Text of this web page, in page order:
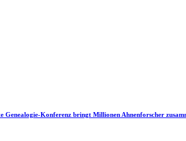
Genealogie-Konferenz bringt Millionen Ahnenforscher